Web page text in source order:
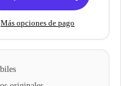
Más opciones de pago